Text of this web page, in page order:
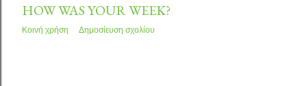
HOW WAS YOUR WEEK?
Κοινή χρήση Δημοσίευση σχολίου